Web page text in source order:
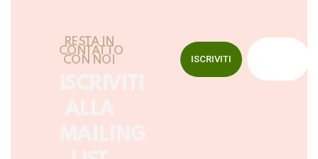
RESTA IN
CONTATTO
CON NOI ISCRIVITI